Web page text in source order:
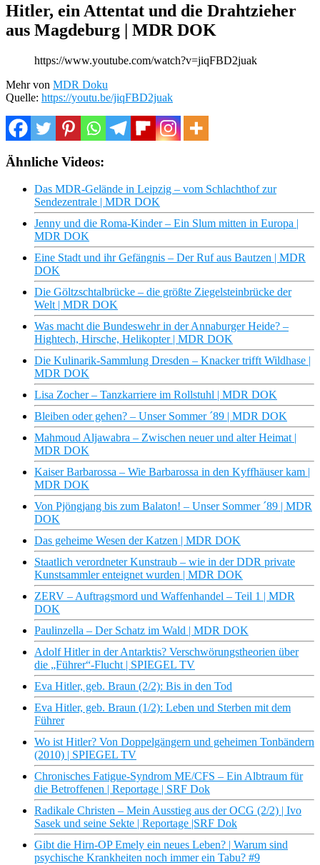
Hitler, ein Attentat und die Drahtzieher
aus Magdeburg | MDR DOK
https://www.youtube.com/watch?v=jiqFBD2juak
Mehr von MDR Doku
Quelle: https://youtu.be/jiqFBD2juak
Ähnliche Videos:
Das MDR-Gelände in Leipzig – vom Schlachthof zur
Sendezentrale | MDR DOK
Jenny und die Roma-Kinder – Ein Slum mitten in Europa |
MDR DOK
Eine Stadt und ihr Gefängnis – Der Ruf aus Bautzen | MDR
DOK
Die Göltzschtalbrücke – die größte Ziegelsteinbrücke der
Welt | MDR DOK
Was macht die Bundeswehr in der Annaburger Heide? –
Hightech, Hirsche, Helikopter | MDR DOK
Die Kulinarik-Sammlung Dresden – Knacker trifft Wildhase |
MDR DOK
Lisa Zocher – Tanzkarriere im Rollstuhl | MDR DOK
Bleiben oder gehen? – Unser Sommer ´89 | MDR DOK
Mahmoud Aljawabra – Zwischen neuer und alter Heimat |
MDR DOK
Kaiser Barbarossa – Wie Barbarossa in den Kyffhäuser kam |
MDR DOK
Von Pjöngjang bis zum Balaton! – Unser Sommer ´89 | MDR
DOK
Das geheime Wesen der Katzen | MDR DOK
Staatlich verordneter Kunstraub – wie in der DDR private
Kunstsammler enteignet wurden | MDR DOK
ZERV – Auftragsmord und Waffenhandel – Teil 1 | MDR
DOK
Paulinzella – Der Schatz im Wald | MDR DOK
Adolf Hitler in der Antarktis? Verschwörungstheorien über
die „Führer“-Flucht | SPIEGEL TV
Eva Hitler, geb. Braun (2/2): Bis in den Tod
Eva Hitler, geb. Braun (1/2): Leben und Sterben mit dem
Führer
Wo ist Hitler? Von Doppelgängern und geheimen Tonbändern
(2010) | SPIEGEL TV
Chronisches Fatigue-Syndrom ME/CFS – Ein Albtraum für
die Betroffenen | Reportage | SRF Dok
Radikale Christen – Mein Ausstieg aus der OCG (2/2) | Ivo
Sasek und seine Sekte | Reportage |SRF Dok
Gibt die Hirn-OP Emely ein neues Leben? | Warum sind
psychische Krankheiten noch immer ein Tabu? #9